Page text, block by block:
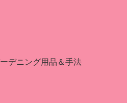
デニング用品＆手法